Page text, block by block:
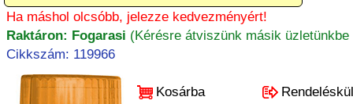
Ha máshol olcsóbb, jelezze kedvezményért!
Raktáron: Fogarasi (Kérésre átviszünk másik üzletünkbe
Cikkszám: 119966
Kosárba